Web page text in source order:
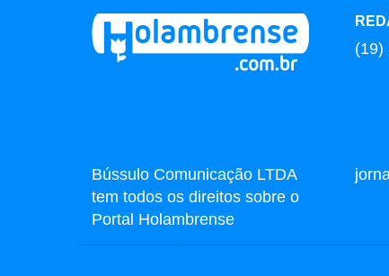
(19)
Bússulo Comunicação LTDA
tem todos os direitos sobre o
Portal Holambrense